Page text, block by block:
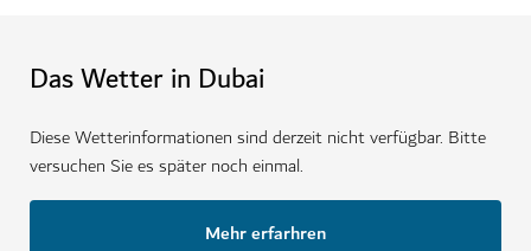
Das Wetter in Dubai
Diese Wetterinformationen sind derzeit nicht verfügbar. Bitte
versuchen Sie es später noch einmal.
Mehr erfarhren